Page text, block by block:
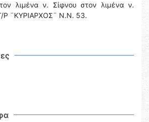
λιμένα ν. Σίφνου στον λιμένα ν.
Ρ ¨ΚΥΡΙΑΡΧΟΣ¨ Ν.Ν. 53.